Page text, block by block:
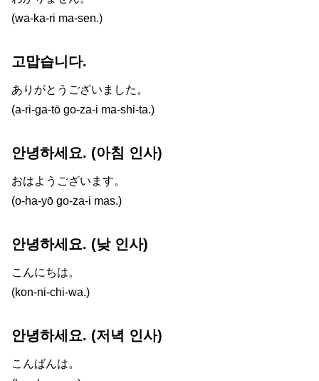
(wa-ka-ri ma-sen.)
고맙습니다.
ありがとうございました。
(a-ri-ga-tō go-za-i ma-shi-ta.)
안녕하세요. (아침 인사)
おはようございます。
(o-ha-yō go-za-i mas.)
안녕하세요. (낮 인사)
こんにちは。
(kon-ni-chi-wa.)
안녕하세요. (저녁 인사)
こんばんは。